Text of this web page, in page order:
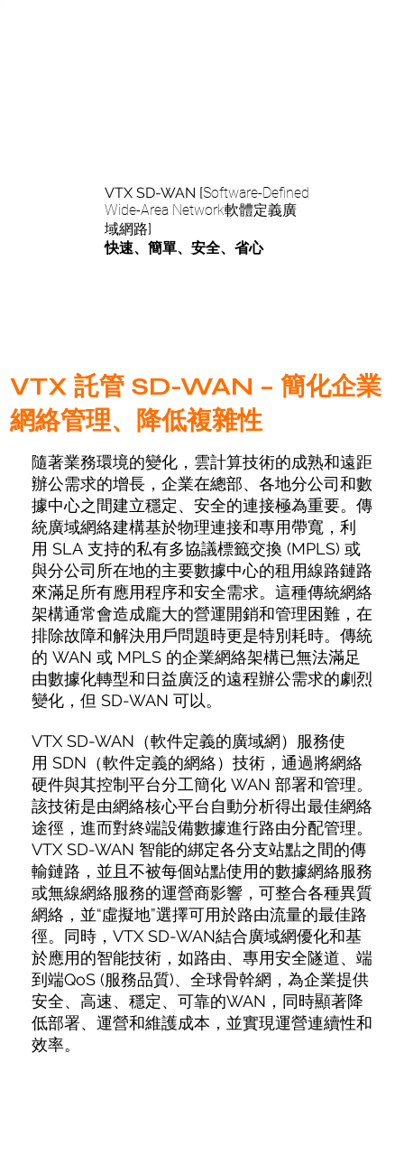
球分支
VTX SD-WAN [Software-Defined
Wide-Area Network軟體定義廣
域網路]
快速、簡單、安全、省心
VTX 託管 SD-WAN – 簡化企業
網絡管理、降低複雜性
隨著業務環境的變化，雲計算技術的成熟和遠距
辦公需求的增長，企業在總部、各地分公司和數
據中心之間建立穩定、安全的連接極為重要。傳
統廣域網絡建構基於物理連接和專用帶寬，利
用 SLA 支持的私有多協議標籤交換 (MPLS) 或
與分公司所在地的主要數據中心的租用線路鏈路
來滿足所有應用程序和安全需求。這種傳統網絡
架構通常會造成龐大的營運開銷和管理困難，在
排除故障和解決用戶問題時更是特別耗時。傳統
的 WAN 或 MPLS 的企業網絡架構已無法滿足
由數據化轉型和日益廣泛的遠程辦公需求的劇烈
變化，但 SD-WAN 可以。
VTX SD-WAN（軟件定義的廣域網）服務使
用 SDN（軟件定義的網絡）技術，通過將網絡
硬件與其控制平台分工簡化 WAN 部署和管理。
該技術是由網絡核心平台自動分析得出最佳網絡
途徑，進而對終端設備數據進行路由分配管理。
VTX SD-WAN 智能的綁定各分支站點之間的傳
輸鏈路，並且不被每個站點使用的數據網絡服務
或無線網絡服務的運營商影響，可整合各種異質
網絡，並“虛擬地”選擇可用於路由流量的最佳路
徑。同時，VTX SD-WAN結合廣域網優化和基
於應用的智能技術，如路由、專用安全隧道、端
到端QoS (服務品質)、全球骨幹網，為企業提供
安全、高速、穩定、可靠的WAN，同時顯著降
低部署、運營和維護成本，並實現運營連續性和
效率。